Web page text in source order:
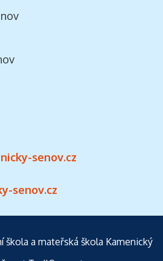
senov.cz
senov.cz
škola a mateřská škola Kamenický